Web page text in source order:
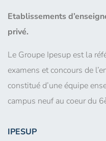
Etablissements
privé.
Le Groupe Ipesup est la
examens et concours de
constitué d’une équipe
campus neuf au coeur du
IPESUP